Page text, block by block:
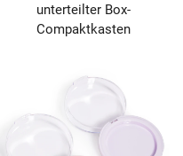
unterteilter Box-
Compaktkasten